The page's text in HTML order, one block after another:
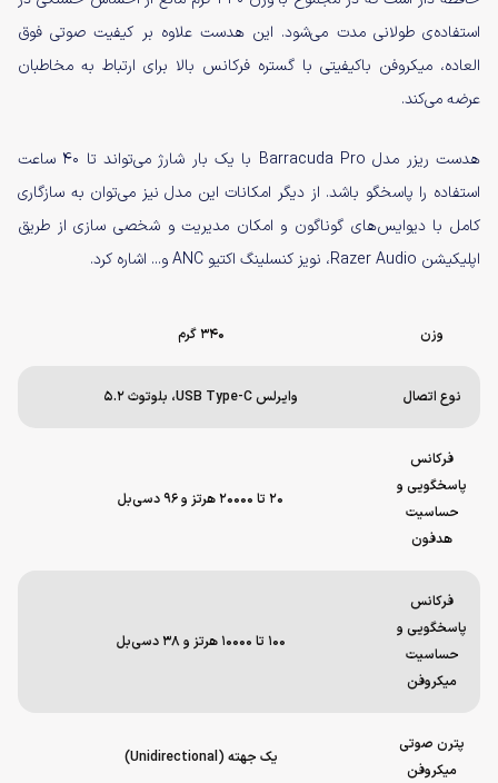
استفاده‌ی طولانی مدت می‌شود. این هدست علاوه بر کیفیت صوتی فوق
العاده، میکروفن باکیفیتی با گستره فرکانس بالا برای ارتباط به مخاطبان
عرضه می‌کند.
هدست ریزر مدل Barracuda Pro با یک بار شارژ می‌تواند تا ۴۰ ساعت
استفاده را پاسخگو باشد. از دیگر امکانات این مدل نیز می‌توان به سازگاری
کامل با دیوایس‌های گوناگون و امکان مدیریت و شخصی سازی از طریق
اپلیکیشن Razer Audio، نویز کنسلینگ اکتیو ANC و... اشاره کرد.
وزن ۳۴۰ گرم
نوع اتصال وایرلس USB Type-C، بلوتوث ۵.۲
فرکانس
پاسخگویی و
حساسیت
هدفون
۲۰ تا ۲۰۰۰۰ هرتز و ۹۶ دسی‌بل
فرکانس
پاسخگویی و
حساسیت
میکروفن
۱۰۰ تا ۱۰۰۰۰ هرتز و ۳۸ دسی‌بل
پترن صوتی
میکروفن
یک جهته (Unidirectional)